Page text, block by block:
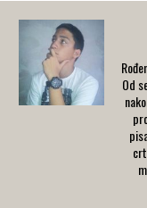
Od